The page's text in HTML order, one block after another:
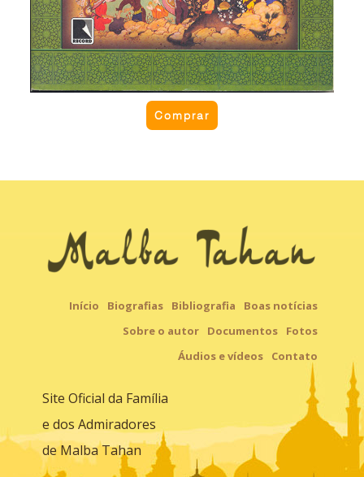
Comprar
Início Biografias Bibliografia
Boas notícias
Sobre o autor
Documentos
Fotos
Áudios e vídeos
Contato
Site Oficial da Família
e dos Admiradores
de Malba Tahan